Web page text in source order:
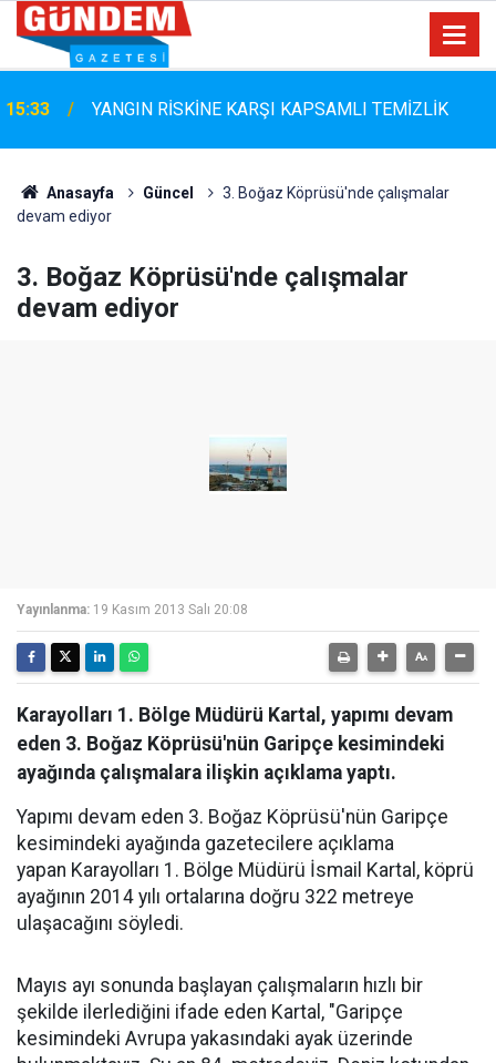
YANGIN RİSKİNE KARŞI KAPSAMLI TEMİZLİK
15:06
Marmaris Belediyespor'da Altyapıya Güçlü Takviye:
Mustafa Çolakoğlu ile Sözleşme İmzalandı
Anasayfa Güncel
3. Boğaz Köprüsü'nde çalışmalar
devam ediyor
3. Boğaz Köprüsü'nde çalışmalar
devam ediyor
Yayınlanma: 19 Kasım 2013 Salı 20:08
Karayolları 1. Bölge Müdürü Kartal, yapımı devam
eden 3. Boğaz Köprüsü'nün Garipçe kesimindeki
ayağında çalışmalara ilişkin açıklama yaptı.
Yapımı devam eden 3. Boğaz Köprüsü'nün Garipçe
kesimindeki ayağında gazetecilere açıklama
yapan Karayolları 1. Bölge Müdürü İsmail Kartal, köprü
ayağının 2014 yılı ortalarına doğru 322 metreye
ulaşacağını söyledi.
Mayıs ayı sonunda başlayan çalışmaların hızlı bir
şekilde ilerlediğini ifade eden Kartal, "Garipçe
kesimindeki Avrupa yakasındaki ayak üzerinde